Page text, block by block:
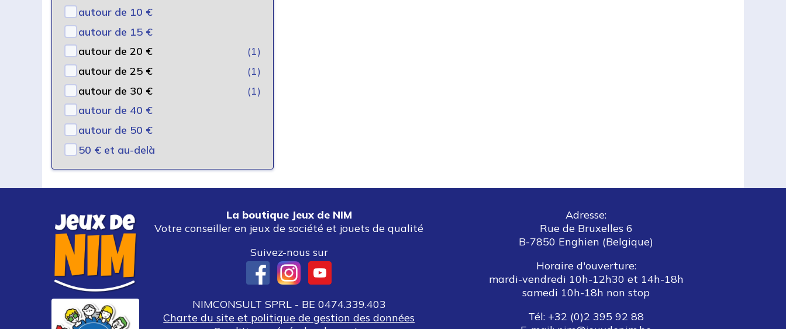
autour de 10 €
autour de 15 €
autour de 20 €
(1)
autour de 25 €
(1)
autour de 30 €
(1)
autour de 40 €
autour de 50 €
50 € et au-delà
La boutique Jeux de NIM
Votre conseiller en jeux de société et jouets de qualité
Suivez-nous sur
NIMCONSULT SPRL - BE 0474.339.403
Charte du site et politique de gestion des données
Adresse:
Rue de Bruxelles 6
B-7850 Enghien (Belgique)
Horaire d'ouverture:
mardi-vendredi 10h-12h30 et 14h-18h
samedi 10h-18h non stop
Tél: +32 (0)2 395 92 88